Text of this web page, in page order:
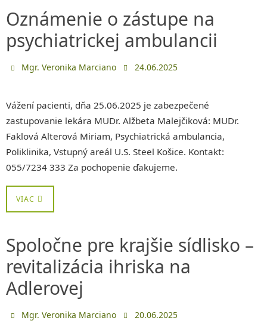
Oznámenie o zástupe na
psychiatrickej ambulancii
Mgr. Veronika Marciano 24.06.2025
Vážení pacienti, dňa 25.06.2025 je zabezpečené
zastupovanie lekára MUDr. Alžbeta Malejčiková: MUDr.
Faklová Alterová Miriam, Psychiatrická ambulancia,
Poliklinika, Vstupný areál U.S. Steel Košice. Kontakt:
055/7234 333 Za pochopenie ďakujeme.
VIAC
Spoločne pre krajšie sídlisko –
revitalizácia ihriska na
Adlerovej
Mgr. Veronika Marciano 20.06.2025